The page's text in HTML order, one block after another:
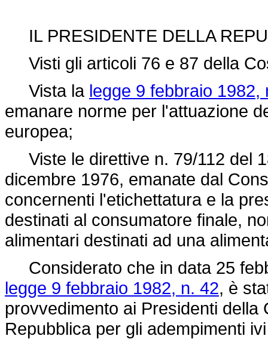
IL PRESIDENTE DELLA
Visti gli articoli 76 e 87 della
Vista la legge 9 febbraio 1982,
emanare norme per l'attuazione
europea;
Viste le direttive n. 79/112 del
dicembre 1976, emanate dal
concernenti l'etichettatura e la
destinati al consumatore finale,
alimentari destinati ad una
Considerato che in data 25
legge 9 febbraio 1982, n. 42, è
provvedimento ai Presidenti della
Repubblica per gli adempimenti